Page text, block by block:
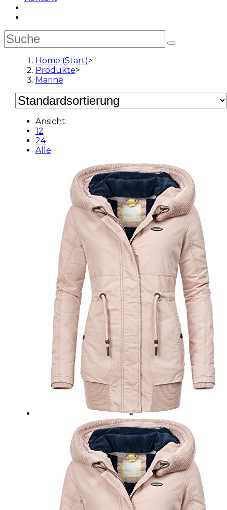
Home (Start)>
Produkte>
Marine
Ansicht:
12
24
Alle